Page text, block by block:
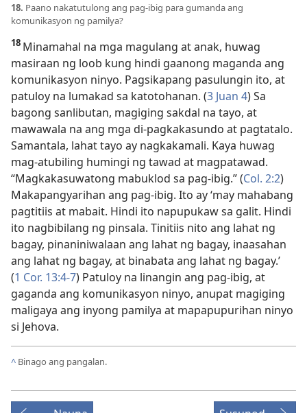
18. Paano nakatutulong ang pag-ibig para gumanda ang
komunikasyon ng pamilya?
18 Minamahal na mga magulang at anak, huwag
masiraan ng loob kung hindi gaanong maganda ang
komunikasyon ninyo. Pagsikapang pasulungin ito, at
patuloy na lumakad sa katotohanan. (3 Juan 4) Sa
bagong sanlibutan, magiging sakdal na tayo, at
mawawala na ang mga di-pagkakasundo at pagtatalo.
Samantala, lahat tayo ay nagkakamali. Kaya huwag
mag-atubiling humingi ng tawad at magpatawad.
“Magkakasuwatong mabuklod sa pag-ibig.” (Col. 2:2)
Makapangyarihan ang pag-ibig. Ito ay ‘may mahabang
pagtitiis at mabait. Hindi ito napupukaw sa galit. Hindi
ito nagbibilang ng pinsala. Tinitiis nito ang lahat ng
bagay, pinaniniwalaan ang lahat ng bagay, inaasahan
ang lahat ng bagay, at binabata ang lahat ng bagay.’
(1 Cor. 13:4-7) Patuloy na linangin ang pag-ibig, at
gaganda ang komunikasyon ninyo, anupat magiging
maligaya ang inyong pamilya at mapapupurihan ninyo
si Jehova.
^ Binago ang pangalan.